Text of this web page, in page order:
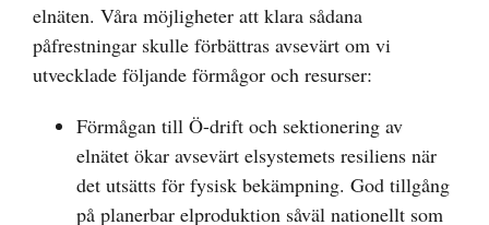
elnäten. Våra möjligheter att klara sådana
påfrestningar skulle förbättras avsevärt om vi
utvecklade följande förmågor och resurser:
Förmågan till Ö-drift och sektionering av
elnätet ökar avsevärt elsystemets resiliens när
det utsätts för fysisk bekämpning. God tillgång
på planerbar elproduktion såväl nationellt som